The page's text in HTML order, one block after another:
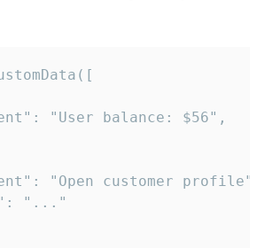
"User balance: $56",
"Open customer
"..."